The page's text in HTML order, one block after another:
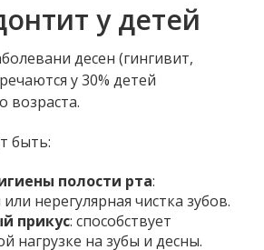
у детей
десен (гингивит,
у 30% детей
возраста.
быть:​
полости рта:
нерегулярная чистка зубов.​
прикус: способствует
нагрузке на зубы и десны.​